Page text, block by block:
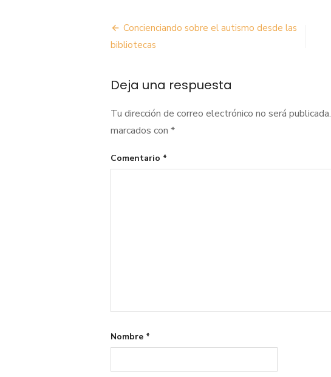
Navegación
de
Concienciando sobre el autismo desde las
bibliotecas
Deja una respuesta
Tu dirección de correo electrónico no será publicada.
marcados con *
Comentario *
Nombre *